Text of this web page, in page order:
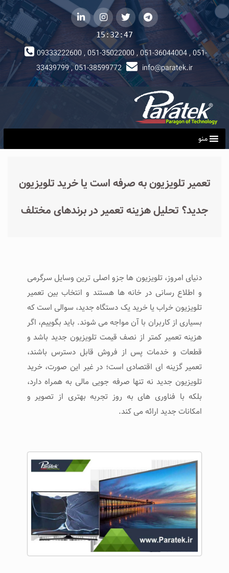
telegramتوییتر instagramلینکداین
15:32:48
09333222600 , 051-35022000 , 051-36044004 , 051-
33439799 , 051-38599772
info@paratek.ir
منو
تعمیر تلویزیون به ‌صرفه است یا خرید تلویزیون
جدید؟ تحلیل هزینه تعمیر در برندهای مختلف
دنیای امروز، تلویزیون‌ ها جزو اصلی‌ ترین وسایل سرگرمی
و اطلاع‌ رسانی در خانه‌ ها هستند و انتخاب بین تعمیر
تلویزیون خراب یا خرید یک دستگاه جدید، سوالی است که
بسیاری از کاربران با آن مواجه می‌ شوند. باید بگوییم، اگر
هزینه تعمیر کمتر از نصف قیمت تلویزیون جدید باشد و
قطعات و خدمات پس از فروش قابل دسترس باشند،
تعمیر گزینه‌ ای اقتصادی است؛ در غیر این صورت، خرید
تلویزیون جدید نه تنها صرفه‌ جویی مالی به همراه دارد،
بلکه با فناوری‌ های به‌ روز تجربه بهتری از تصویر و
امکانات جدید ارائه می‌ کند.